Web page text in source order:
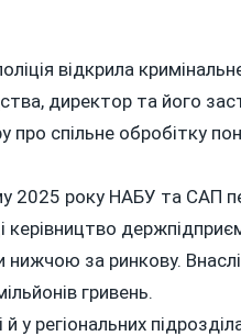
відкрила
директор та його
про спільне обробітку
2025 року НАБУ та САП
керівництво
нижчою за ринкову.
гривень.
у регіональних